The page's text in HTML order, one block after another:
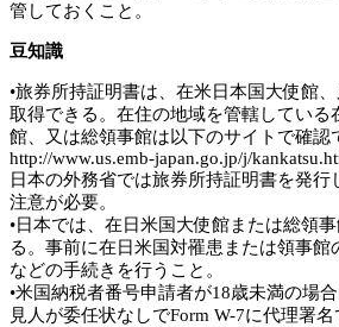
管しておくこと。
豆知識
•旅券所持証明書は、在米日本国大使館
取得できる。在住の地域を管轄している
館、又は総領事館は以下のサイトで確認
http://www.us.emb-japan.go.jp/j/
日本の外務省では旅券所持証明書を発行
注意が必要。
•日本では、在日米国大使館または総領
る。事前に在日米国対罹患または領事館
などの手続きを行うこと。
•米国納税者番号申請者が18歳未満の場
見人が委任状なしでForm W-7に代理署